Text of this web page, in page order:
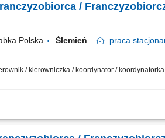
/
Polska Ślemień praca
/ kierowniczka / koordynator /
zadania: Prowadzenie własnej